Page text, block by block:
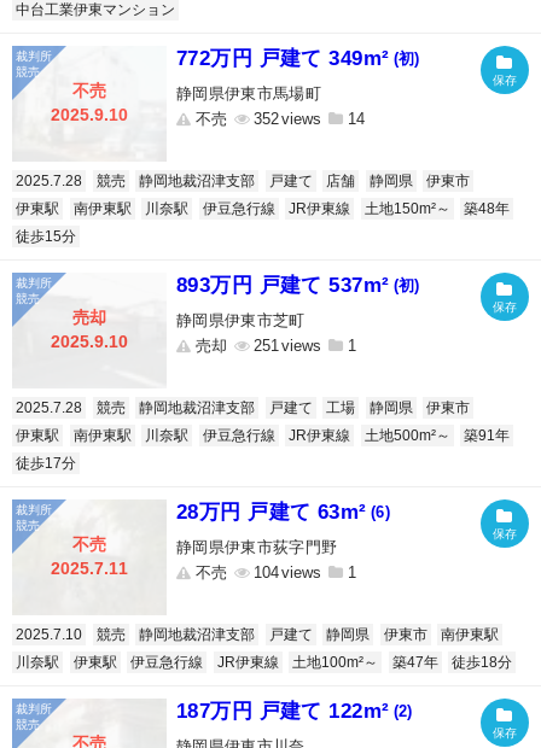
中台工業伊東マンション
不売
2025.9.10
772万円 戸建て 349m² (初)
静岡県伊東市馬場町
不売
352 14
2025.7.28 競売 静岡地裁沼津支部 戸建て 店舗 静岡県
伊東市
伊東駅
南伊東駅 川奈駅 伊豆急行線 JR伊東線 土地150m²～
築48年
徒歩15分
売却
2025.9.10
893万円 戸建て 537m² (初)
静岡県伊東市芝町
売却
251 1
2025.7.28 競売 静岡地裁沼津支部 戸建て 工場 静岡県
伊東市
伊東駅
南伊東駅 川奈駅 伊豆急行線 JR伊東線 土地500m²～
築91年
徒歩17分
不売
2025.7.11
28万円 戸建て 63m² (6)
静岡県伊東市荻字門野
不売
104 1
2025.7.10 競売 静岡地裁沼津支部 戸建て 静岡県 伊東市
南伊東駅
川奈駅
伊東駅 伊豆急行線 JR伊東線 土地100m²～ 築47年 徒歩18分
不売
187万円 戸建て 122m² (2)